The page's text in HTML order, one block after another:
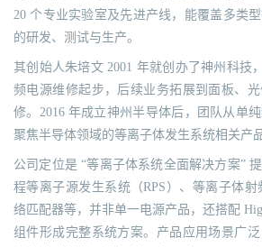
20 个专业实验室及先进产线，能覆盖多类
的研发、测试与生产。
其创始人朱培文 2001 年就创办了神州科技
频电源维修起步，后续业务拓展到面板、
修。2016 年成立神州半导体后，团队从单
聚焦半导体领域的等离子体发生系统相关产品
公司定位是 “等离子体系统全面解决方案”
程等离子源发生系统（RPS）、等离子体射
络匹配器等，并非单一电源产品，还搭配
组件形成完整系统方案。产品应用场景广泛